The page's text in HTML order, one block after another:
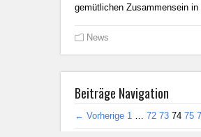
gemütlichen Zusammensein in
News
Beiträge Navigation
← Vorherige 1 … 72 73 74 75